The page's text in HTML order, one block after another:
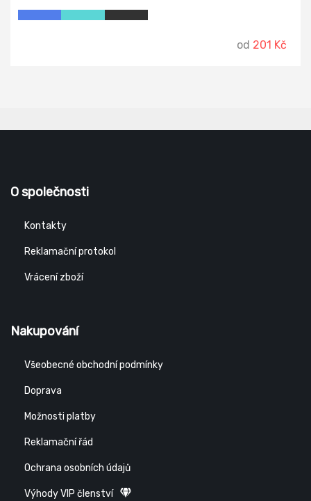
od 201 Kč
O společnosti
Kontakty
Reklamační protokol
Vrácení zboží
Nakupování
Všeobecné obchodní podmínky
Doprava
Možnosti platby
Reklamační řád
Ochrana osobních údajů
Výhody VIP členství